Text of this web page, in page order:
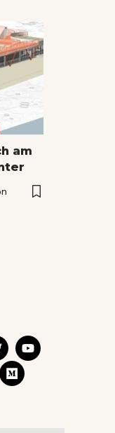
am